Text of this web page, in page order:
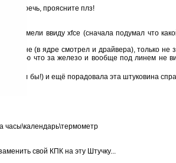
идет речь, проясните плз!
что имели ввиду xfce (сначала подумал что
в лине (в ядре смотрел и драйвера), только не
не знаю что за железо и вообще под линем не
взял бы!) и ещё порадовала эта штуковина
часы\календарь\термометр
свой КПК на эту Штучку...